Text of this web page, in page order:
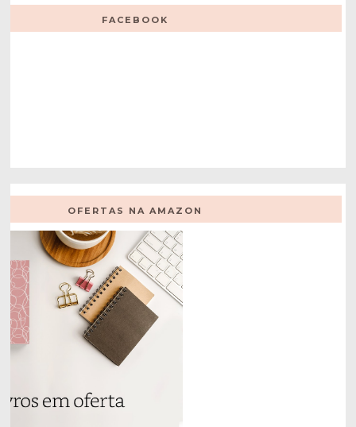
FACEBOOK
OFERTAS NA AMAZON